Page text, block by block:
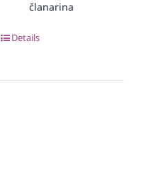
članarina
Details